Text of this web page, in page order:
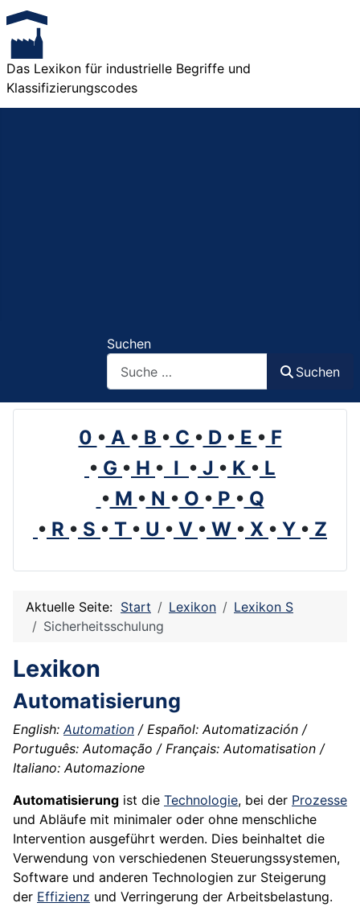
Das Lexikon für industrielle Begriffe und
Klassifizierungscodes
Suchen
Suchen
0 • A • B • C • D • E • F
• G • H • I • J • K • L
• M • N • O • P • Q
• R • S • T • U • V • W • X • Y • Z
Aktuelle Seite: Start Lexikon
Lexikon S
Sicherheitsschulung
Lexikon
Automatisierung
English:Automation / Español: Automatización /
Português: Automação / Français: Automatisation /
Italiano: Automazione
Automatisierung ist die Technologie, bei der Prozesse
und Abläufe mit minimaler oder ohne menschliche
Intervention ausgeführt werden. Dies beinhaltet die
Verwendung von verschiedenen Steuerungssystemen,
Software und anderen Technologien zur Steigerung
der Effizienz und Verringerung der Arbeitsbelastung.